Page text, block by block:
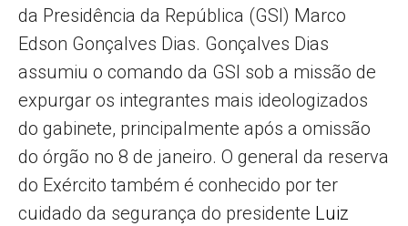
da Presidência da República (GSI) Marco
Edson Gonçalves Dias. Gonçalves Dias
assumiu o comando da GSI sob a missão de
expurgar os integrantes mais ideologizados
do gabinete, principalmente após a omissão
do órgão no 8 de janeiro. O general da reserva
do Exército também é conhecido por ter
cuidado da segurança do presidente Luiz